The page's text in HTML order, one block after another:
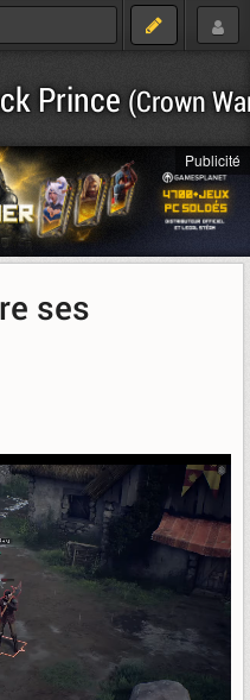
Prince(Crown
Publicité
ses